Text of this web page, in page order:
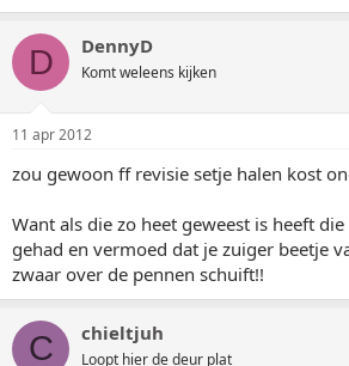
D DennyD
Komt weleens kijken
11 apr 2012
zou gewoon ff revisie setje halen kost
Want als die zo heet geweest is heeft
gehad en vermoed dat je zuiger beetje
zwaar over de pennen schuift!!
C chieltjuh
Loopt hier de deur plat